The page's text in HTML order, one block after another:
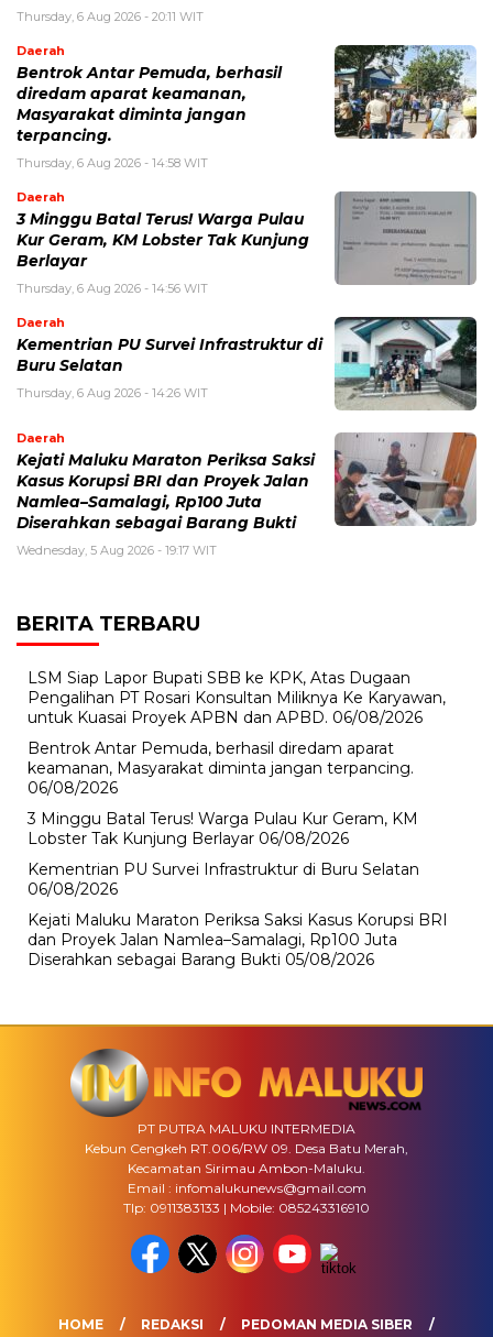
Thursday, 6 Aug 2026 - 20:11 WIT
Daerah
Bentrok Antar Pemuda, berhasil
diredam aparat keamanan,
Masyarakat diminta jangan
terpancing.
Thursday, 6 Aug 2026 - 14:58 WIT
Daerah
3 Minggu Batal Terus! Warga Pulau
Kur Geram, KM Lobster Tak Kunjung
Berlayar
Thursday, 6 Aug 2026 - 14:56 WIT
Daerah
Kementrian PU Survei Infrastruktur di
Buru Selatan
Thursday, 6 Aug 2026 - 14:26 WIT
Daerah
Kejati Maluku Maraton Periksa Saksi
Kasus Korupsi BRI dan Proyek Jalan
Namlea–Samalagi, Rp100 Juta
Diserahkan sebagai Barang Bukti
Wednesday, 5 Aug 2026 - 19:17 WIT
BERITA TERBARU
LSM Siap Lapor Bupati SBB ke KPK, Atas Dugaan
Pengalihan PT Rosari Konsultan Miliknya Ke Karyawan,
untuk Kuasai Proyek APBN dan APBD. 06/08/2026
Bentrok Antar Pemuda, berhasil diredam aparat
keamanan, Masyarakat diminta jangan terpancing.
06/08/2026
3 Minggu Batal Terus! Warga Pulau Kur Geram, KM
Lobster Tak Kunjung Berlayar 06/08/2026
Kementrian PU Survei Infrastruktur di Buru Selatan
06/08/2026
Kejati Maluku Maraton Periksa Saksi Kasus Korupsi BRI
dan Proyek Jalan Namlea–Samalagi, Rp100 Juta
Diserahkan sebagai Barang Bukti 05/08/2026
PT PUTRA MALUKU INTERMEDIA
Kebun Cengkeh RT.006/RW 09. Desa Batu Merah,
Kecamatan Sirimau Ambon-Maluku.
Email : infomalukunews@gmail.com
Tlp: 0911383133 | Mobile: 085243316910
HOME REDAKSI PEDOMAN MEDIA SIBER